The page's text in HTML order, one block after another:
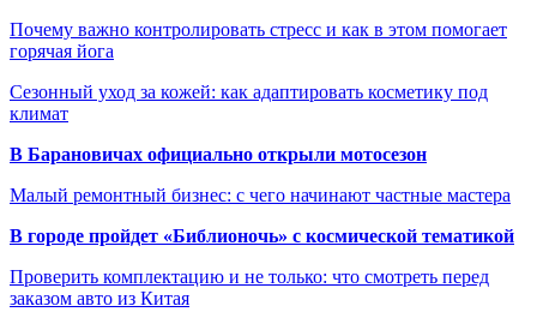
Почему важно контролировать стресс и как в этом помогает
горячая йога
Сезонный уход за кожей: как адаптировать косметику под
климат
В Барановичах официально открыли мотосезон
Малый ремонтный бизнес: с чего начинают частные мастера
В городе пройдет «Библионочь» с космической тематикой
Проверить комплектацию и не только: что смотреть перед
заказом авто из Китая